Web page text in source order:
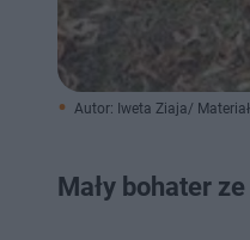
Autor: Iweta Ziaja/
Mały bohater